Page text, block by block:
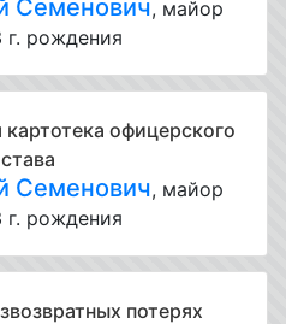
Семенович, майор
г. рождения
офицерского
Семенович, майор
г. рождения
потерях